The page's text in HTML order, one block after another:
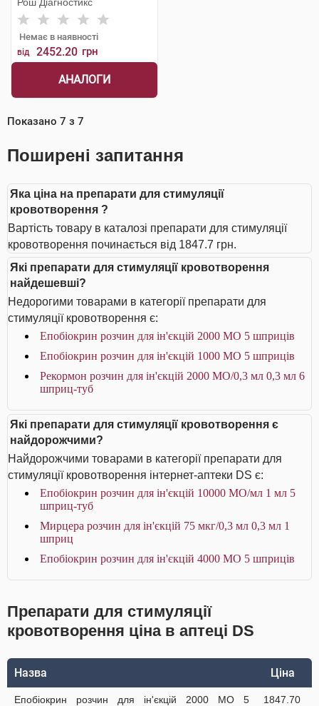
Немає в наявності
від 2452.20 грн
АНАЛОГИ
Показано 7 з 7
Поширені запитання
Яка ціна на препарати для стимуляції
кровотворення ?
Вартість товару в каталозі препарати для стимуляції
кровотворення починається від 1847.7 грн.
Які препарати для стимуляції кровотворення
найдешевші?
Недорогими товарами в категорії препарати для
стимуляції кровотворення є:
Епобіокрин розчин для ін'єкцій 2000 МО 5 шприців
Епобіокрин розчин для ін'єкцій 1000 МО 5 шприців
Рекормон розчин для ін'єкцій 2000 МО/0,3 мл 0,3 мл 6
шприц-туб
Які препарати для стимуляції кровотворення є
найдорожчими?
Найдорожчими товарами в категорії препарати для
стимуляції кровотворення інтернет-аптеки DS є:
Епобіокрин розчин для ін'єкцій 10000 МО/мл 1 мл 5
шприц-туб
Мирцера розчин для ін'єкцій 75 мкг/0,3 мл 0,3 мл 1
шприц
Епобіокрин розчин для ін'єкцій 4000 МО 5 шприців
Препарати для стимуляції
кровотворення ціна в аптеці DS
Назва Ціна
Епобіокрин розчин для ін'єкцій 2000 МО 5
1847.70